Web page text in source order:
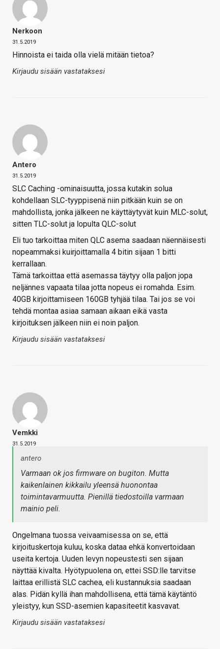
Nerkoon
31.5.2019
Hinnoista ei taida olla vielä mitään tietoa?
Kirjaudu sisään vastataksesi
Antero
31.5.2019
SLC Caching -ominaisuutta, jossa kutakin solua
kohdellaan SLC-tyyppisenä niin pitkään kuin se on
mahdollista, jonka jälkeen ne käyttäytyvät kuin MLC-solut,
sitten TLC-solut ja lopulta QLC-solut
Eli tuo tarkoittaa miten QLC asema saadaan näennäisesti
nopeammaksi kuirjoittamalla 4 bitin sijaan 1 bitti
kerrallaan.
Tämä tarkoittaa että asemassa täytyy olla paljon jopa
neljännes vapaata tilaa jotta nopeus ei romahda. Esim.
40GB kirjoittamiseen 160GB tyhjää tilaa. Tai jos se voi
tehdä montaa asiaa samaan aikaan eikä vasta
kirjoituksen jälkeen niin ei noin paljon.
Kirjaudu sisään vastataksesi
Vemkki
31.5.2019
antero
Varmaan ok jos firmware on bugiton. Mutta
kaikenlainen kikkailu yleensä huonontaa
toimintavarmuutta. Pienillä tiedostoilla varmaan
mainio peli.
Ongelmana tuossa veivaamisessa on se, että
kirjoituskertoja kuluu, koska dataa ehkä konvertoidaan
useita kertoja. Uuden levyn nopeustesti sen sijaan
näyttää kivalta. Hyötypuolena on, ettei SSD:lle tarvitse
laittaa erillistä SLC cachea, eli kustannuksia saadaan
alas. Pidän kyllä ihan mahdollisena, että tämä käytäntö
yleistyy, kun SSD-asemien kapasiteetit kasvavat.
Kirjaudu sisään vastataksesi